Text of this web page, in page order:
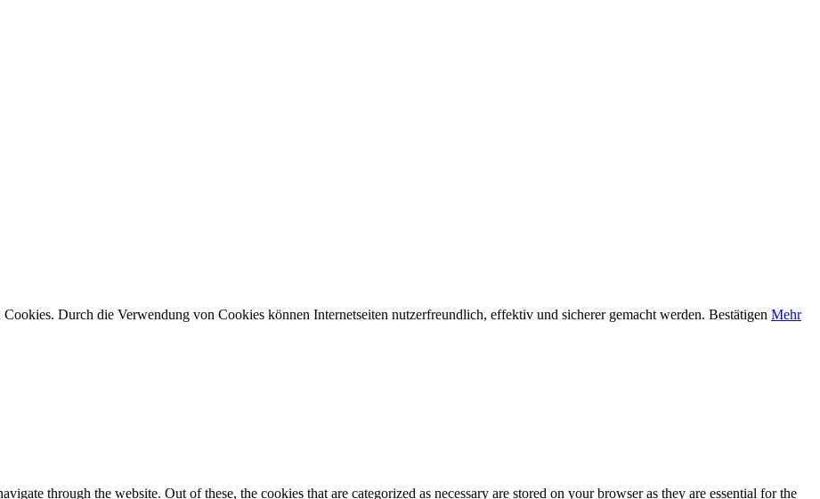
Durch die Verwendung von Cookies können Internetseiten nutzerfreundlich, effektiv und sicherer gemacht werden. Bestätigen Mehr
through the website. Out of these, the cookies that are categorized as necessary are stored on your browser as they are essential for the